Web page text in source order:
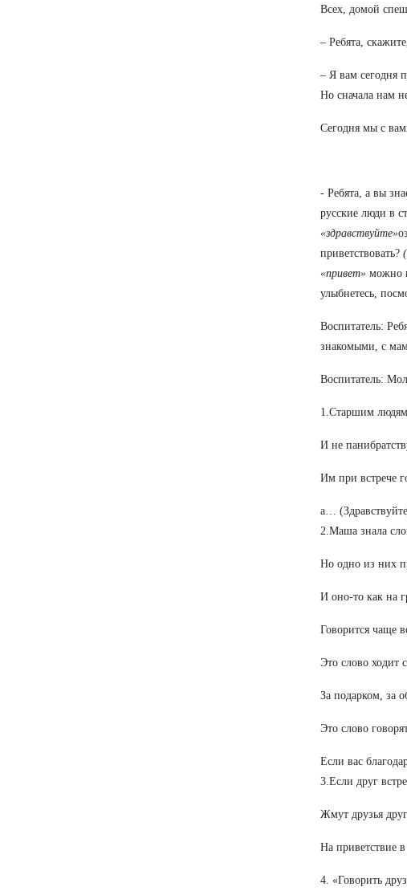
Всех, домой
– Ребята,
– Я вам сегодня
Но сначала нам
Сегодня мы с
- Ребята, а вы
русские люди в
«здравствуйте»
приветствовать?
«привет» можно
улыбнетесь,
Воспитатель:
знакомыми, с
Воспитатель:
1.Старшим людям
И не
Им при встрече
а…
2.Маша знала
Но одно из них
И оно-то как на
Говорится чаще
Это слово ходит
За подарком, за
Это слово
Если вас
3.Если друг
Жмут друзья
На приветствие
4. «Говорить